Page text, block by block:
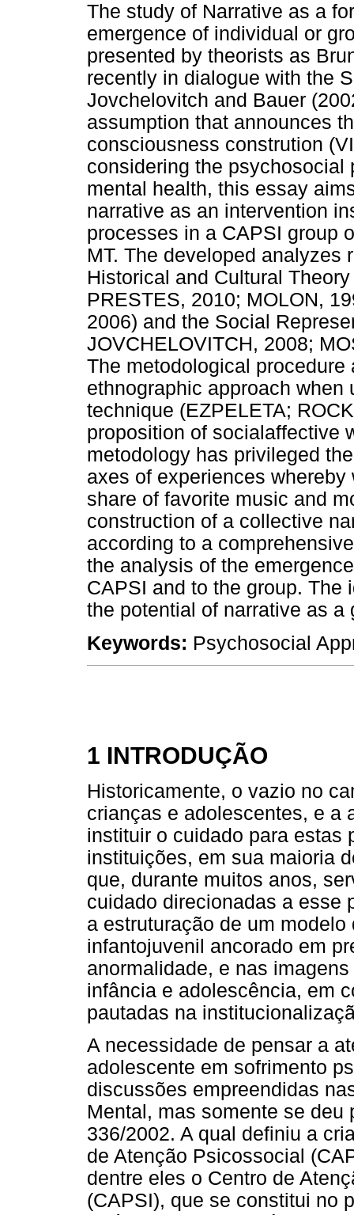
The study of Narrative as a
emergence of individual or
presented by theorists as
recently in dialogue with the
Jovchelovitch and Bauer
assumption that announces
consciousness constrution
considering the psychosocial
mental health, this essay
narrative as an intervention
processes in a CAPSI group
MT. The developed analyzes
Historical and Cultural
PRESTES, 2010; MOLON,
2006) and the Social
JOVCHELOVITCH, 2008;
The metodological
ethnographic approach
technique (EZPELETA;
proposition of socialaffective
metodology has privileged
axes of experiences
share of favorite music and
construction of a collective
according to a
the analysis of the
CAPSI and to the group. The
the potential of narrative as a
Keywords: Psychosocial
1 INTRODUÇÃO
Historicamente, o vazio no
crianças e adolescentes, e a
instituir o cuidado para estas
instituições, em sua maioria
que, durante muitos anos,
cuidado direcionadas a esse
a estruturação de um
infantojuvenil ancorado em
anormalidade, e nas
infância e adolescência, em
pautadas na
A necessidade de pensar a
adolescente em sofrimento
discussões empreendidas
Mental, mas somente se deu
336/2002. A qual definiu a
de Atenção Psicossocial
dentre eles o Centro de
(CAPSI), que se constitui no